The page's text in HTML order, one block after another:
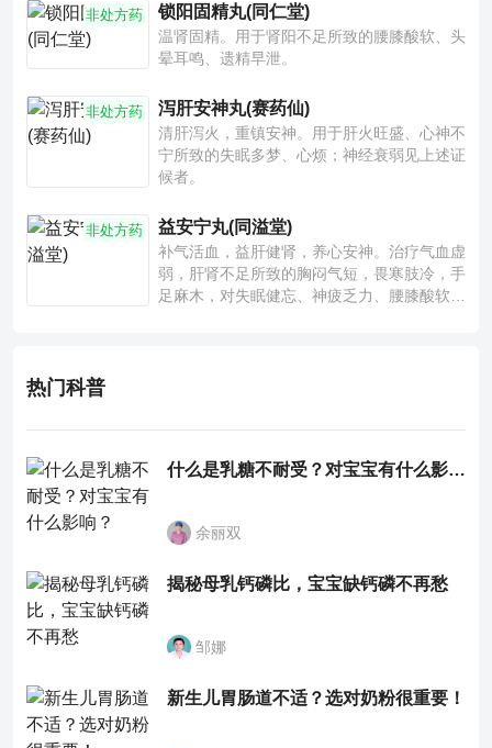
非处方药 锁阳固精丸(同仁堂)
温肾固精。用于肾阳不足所致的腰膝酸软、头
晕耳鸣、遗精早泄。
非处方药 泻肝安神丸(赛药仙)
清肝泻火，重镇安神。用于肝火旺盛、心神不
宁所致的失眠多梦、心烦；神经衰弱见上述证
候者。
非处方药 益安宁丸(同溢堂)
补气活血，益肝健肾，养心安神。治疗气血虚
弱，肝肾不足所致的胸闷气短，畏寒肢冷，手
足麻木，对失眠健忘、神疲乏力、腰膝酸软也
热门科普
什么是乳糖不耐受？对宝宝有什么影响？
余丽双
揭秘母乳钙磷比，宝宝缺钙磷不再愁
邹娜
新生儿胃肠道不适？选对奶粉很重要！